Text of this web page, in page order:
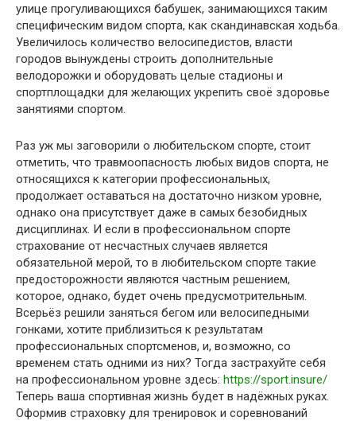
улице прогуливающихся бабушек, занимающихся таким
специфическим видом спорта, как скандинавская ходьба.
Увеличилось количество велосипедистов, власти
городов вынуждены строить дополнительные
велодорожки и оборудовать целые стадионы и
спортплощадки для желающих укрепить своё здоровье
занятиями спортом.
Раз уж мы заговорили о любительском спорте, стоит
отметить, что травмоопасность любых видов спорта, не
относящихся к категории профессиональных,
продолжает оставаться на достаточно низком уровне,
однако она присутствует даже в самых безобидных
дисциплинах. И если в профессиональном спорте
страхование от несчастных случаев является
обязательной мерой, то в любительском спорте такие
предосторожности являются частным решением,
которое, однако, будет очень предусмотрительным.
Всерьёз решили заняться бегом или велосипедными
гонками, хотите приблизиться к результатам
профессиональных спортсменов, и, возможно, со
временем стать одними из них? Тогда застрахуйте себя
на профессиональном уровне здесь: https://sport.insure/
Теперь ваша спортивная жизнь будет в надёжных руках.
Оформив страховку для тренировок и соревнований